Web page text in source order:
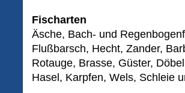
Fischarten
Äsche, Bach- und
Flußbarsch, Hecht, Zander,
Rotauge, Brasse, Güster,
Hasel, Karpfen, Wels, Schleie